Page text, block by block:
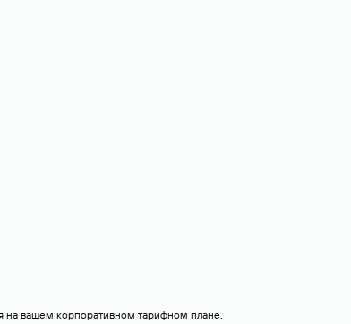
на вашем корпоративном тарифном плане.